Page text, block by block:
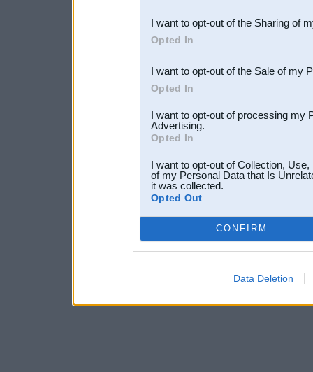
Downstream Participants
third parties.
I want to opt-out of the Sharing of
Opted In
I want to opt-out of the Sale of my
Opted In
I want to opt-out of processing my
Advertising.
Opted In
I want to opt-out of Collection,
of my Personal Data that Is
it was collected.
Opted Out
CONFIRM
Data Deletion